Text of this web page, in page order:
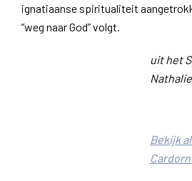
ignatiaanse spiritualiteit
“weg naar God” volgt.
uit het
Bekijk